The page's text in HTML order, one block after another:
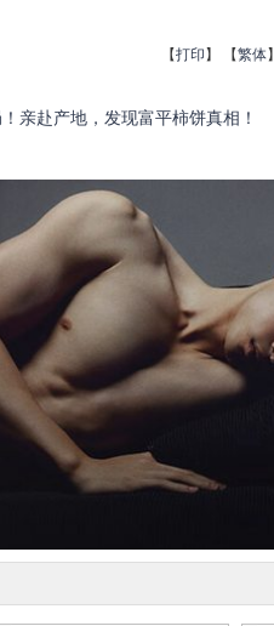
【打印 】 【繁体
亲赴产地，发现富平柿饼真相！